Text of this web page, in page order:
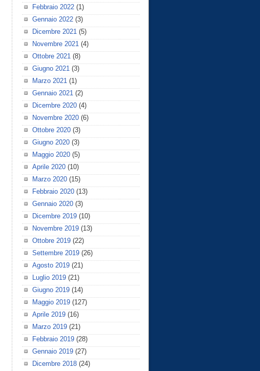
Febbraio 2022(1)
Gennaio 2022(3)
Dicembre 2021(5)
Novembre 2021(4)
Ottobre 2021(8)
Giugno 2021(3)
Marzo 2021(1)
Gennaio 2021(2)
Dicembre 2020(4)
Novembre 2020(6)
Ottobre 2020(3)
Giugno 2020(3)
Maggio 2020(5)
Aprile 2020(10)
Marzo 2020(15)
Febbraio 2020(13)
Gennaio 2020(3)
Dicembre 2019(10)
Novembre 2019(13)
Ottobre 2019(22)
Settembre 2019(26)
Agosto 2019(21)
Luglio 2019(21)
Giugno 2019(14)
Maggio 2019(127)
Aprile 2019(16)
Marzo 2019(21)
Febbraio 2019(28)
Gennaio 2019(27)
Dicembre 2018(24)